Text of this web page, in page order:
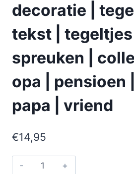
decoratie |
tekst |
spreuken |
opa | pensioen |
papa | vriend
€14,95